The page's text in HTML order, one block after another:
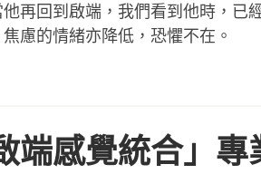
他再回到啟端，我們看到他時，已
慮的情緒亦降低，恐懼不在。
端感覺統合」